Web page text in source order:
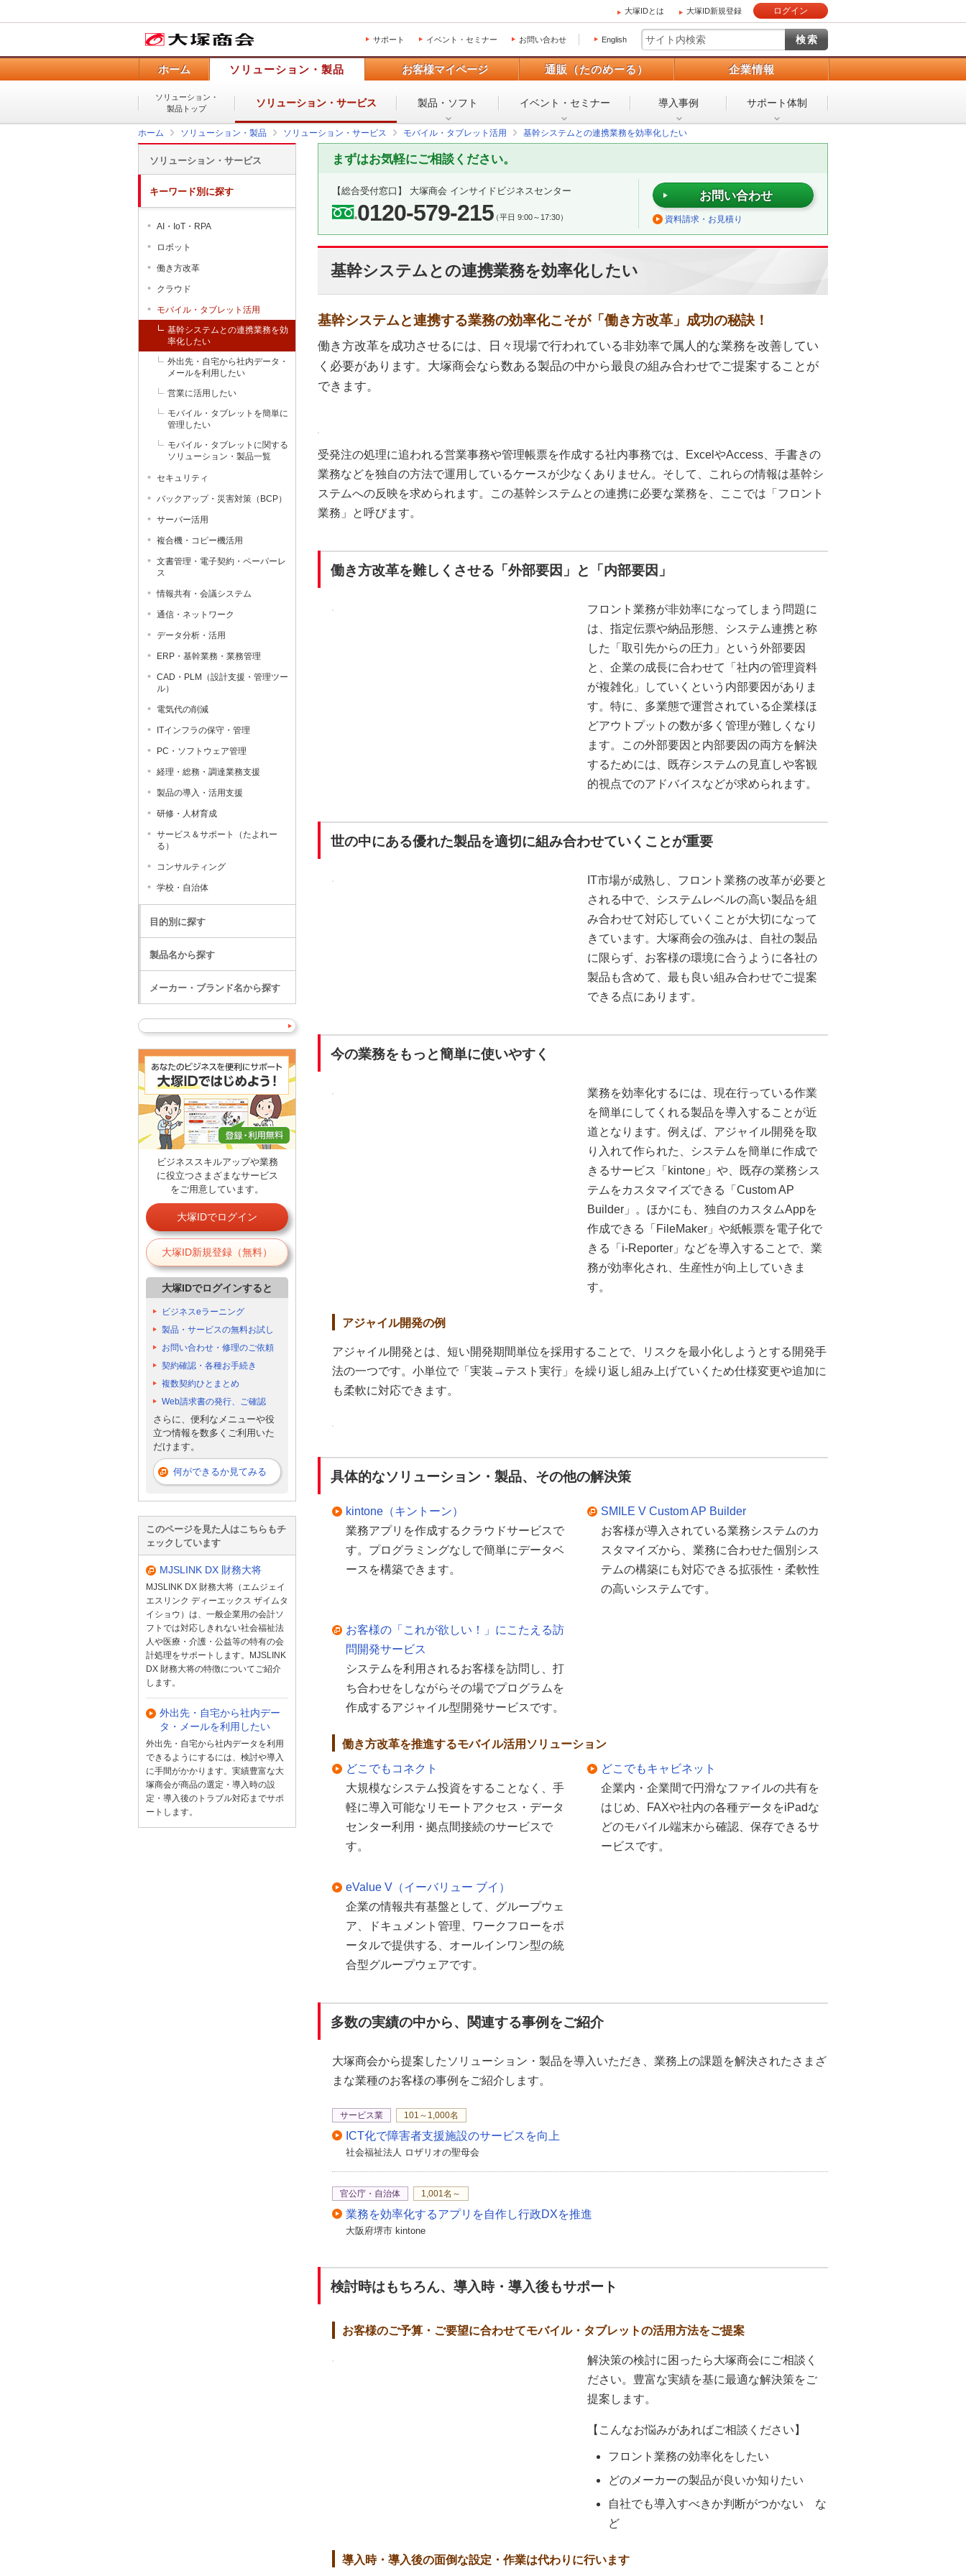
大塚IDとは 大塚ID新規登録 ログイン
サポート イベント・セミナー お問い合わせ English
ホーム ソリューション・製品 お客様マイページ 通販（たのめーる） 企業情報
ソリューション・
製品トップ
ソリューション・ サービス 製品・ソフト イベント・ セミナー 導入事例 サポート体制
ホーム ソリューション・製品 ソリューション・サービス モバイル・タブレット活用 基幹システムとの連携業務を効率化したい
まずはお気軽にご相談ください。
【総合受付窓口】 大塚商会 インサイドビジネスセンター
0120-579-215（平日 9:00～17:30）
お問い合わせ
資料請求・お見積り
基幹システムとの連携業務を効率化したい
基幹システムと連携する業務の効率化こそが「働き方改革」成功の秘訣！
働き方改革を成功させるには、日々現場で行われている非効率で属人的な業務を改善してい
く必要があります。大塚商会なら数ある製品の中から最良の組み合わせでご提案することが
できます。
受発注の処理に追われる営業事務や管理帳票を作成する社内事務では、ExcelやAccess、手書きの
業務などを独自の方法で運用しているケースが少なくありません。そして、これらの情報は基幹シ
ステムへの反映を求められます。この基幹システムとの連携に必要な業務を、ここでは「フロント
業務」と呼びます。
働き方改革を難しくさせる「外部要因」と「内部要因」
フロント業務が非効率になってしまう問題に
は、指定伝票や納品形態、システム連携と称
した「取引先からの圧力」という外部要因
と、企業の成長に合わせて「社内の管理資料
が複雑化」していくという内部要因がありま
す。特に、多業態で運営されている企業様ほ
どアウトプットの数が多く管理が難しくなり
ます。この外部要因と内部要因の両方を解決
するためには、既存システムの見直しや客観
的視点でのアドバイスなどが求められます。
世の中にある優れた製品を適切に組み合わせていくことが重要
IT市場が成熟し、フロント業務の改革が必要と
される中で、システムレベルの高い製品を組
み合わせて対応していくことが大切になって
きています。大塚商会の強みは、自社の製品
に限らず、お客様の環境に合うように各社の
製品も含めて、最も良い組み合わせでご提案
できる点にあります。
今の業務をもっと簡単に使いやすく
業務を効率化するには、現在行っている作業
を簡単にしてくれる製品を導入することが近
道となります。例えば、アジャイル開発を取
り入れて作られた、システムを簡単に作成で
きるサービス「kintone」や、既存の業務シス
テムをカスタマイズできる「Custom AP
Builder」。ほかにも、独自のカスタムAppを
作成できる「FileMaker」や紙帳票を電子化で
きる「i-Reporter」などを導入することで、業
務が効率化され、生産性が向上していきま
す。
アジャイル開発の例
アジャイル開発とは、短い開発期間単位を採用することで、リスクを最小化しようとする開発手
法の一つです。小単位で「実装→テスト実行」を繰り返し組み上げていくため仕様変更や追加に
も柔軟に対応できます。
具体的なソリューション・製品、その他の解決策
kintone（キントーン）
業務アプリを作成するクラウドサービスで
す。プログラミングなしで簡単にデータベ
ースを構築できます。
SMILE V Custom AP Builder
お客様が導入されている業務システムのカ
スタマイズから、業務に合わせた個別シス
テムの構築にも対応できる拡張性・柔軟性
の高いシステムです。
お客様の「これが欲しい！」にこたえる訪
問開発サービス
システムを利用されるお客様を訪問し、打
ち合わせをしながらその場でプログラムを
作成するアジャイル型開発サービスです。
働き方改革を推進するモバイル活用ソリューション
どこでもコネクト
大規模なシステム投資をすることなく、手
軽に導入可能なリモートアクセス・データ
センター利用・拠点間接続のサービスで
す。
どこでもキャビネット
企業内・企業間で円滑なファイルの共有を
はじめ、FAXや社内の各種データをiPadな
どのモバイル端末から確認、保存できるサ
ービスです。
eValue V（イーバリュー ブイ）
企業の情報共有基盤として、グループウェ
ア、ドキュメント管理、ワークフローをポ
ータルで提供する、オールインワン型の統
合型グループウェアです。
多数の実績の中から、関連する事例をご紹介
大塚商会から提案したソリューション・製品を導入いただき、業務上の課題を解決されたさまざ
まな業種のお客様の事例をご紹介します。
サービス業 101～1,000名
ICT化で障害者支援施設のサービスを向上
社会福祉法人 ロザリオの聖母会
官公庁・自治体 1,001名～
業務を効率化するアプリを自作し行政DXを推進
大阪府堺市 kintone
検討時はもちろん、導入時・導入後もサポート
お客様のご予算・ご要望に合わせてモバイル・タブレットの活用方法をご提案
解決策の検討に困ったら大塚商会にご相談く
ださい。豊富な実績を基に最適な解決策をご
提案します。
【こんなお悩みがあればご相談ください】
フロント業務の効率化をしたい
どのメーカーの製品が良いか知りたい
自社でも導入すべきか判断がつかない な
ど
導入時・導入後の面倒な設定・作業は代わりに行います
ソリューション・サービス
キーワード別に探す
AI・IoT・RPA
ロボット
働き方改革
クラウド
モバイル・タブレット活用
基幹システムとの連携業務を効
率化したい
外出先・自宅から社内データ・
メールを利用したい
営業に活用したい
モバイル・タブレットを簡単に
管理したい
モバイル・タブレットに関する
ソリューション・製品一覧
セキュリティ
バックアップ・災害対策（BCP）
サーバー活用
複合機・コピー機活用
文書管理・電子契約・ペーパーレ
ス
情報共有・会議システム
通信・ネットワーク
データ分析・活用
ERP・基幹業務・業務管理
CAD・PLM（設計支援・管理ツー
ル）
電気代の削減
ITインフラの保守・管理
PC・ソフトウェア管理
経理・総務・調達業務支援
製品の導入・活用支援
研修・人材育成
サービス＆サポート（たよれー
る）
コンサルティング
学校・自治体
目的別に探す
製品名から探す
メーカー・ブランド名から探す
ビジネススキルアップや業務
に役立つさまざまなサービス
をご用意しています。
大塚IDでログイン
大塚ID新規登録（無料）
大塚IDでログインすると
ビジネスeラーニング
製品・サービスの無料お試し
お問い合わせ・修理のご依頼
契約確認・各種お手続き
複数契約ひとまとめ
Web請求書の発行、ご確認
さらに、便利なメニューや役
立つ情報を数多くご利用いた
だけます。
何ができるか見てみる
このページを見た人はこちらもチ
ェックしています
MJSLINK DX 財務大将
MJSLINK DX 財務大将（エムジェイ
エスリンク ディーエックス ザイムタ
イショウ）は、一般企業用の会計ソ
フトでは対応しきれない社会福祉法
人や医療・介護・公益等の特有の会
計処理をサポートします。MJSLINK
DX 財務大将の特徴についてご紹介
します。
外出先・自宅から社内デー
タ・メールを利用したい
外出先・自宅から社内データを利用
できるようにするには、検討や導入
に手間がかかります。実績豊富な大
塚商会が商品の選定・導入時の設
定・導入後のトラブル対応までサポ
ートします。